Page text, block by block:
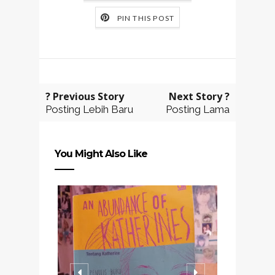
PIN THIS POST
? Previous Story
Posting Lebih Baru
Next Story ?
Posting Lama
You Might Also Like